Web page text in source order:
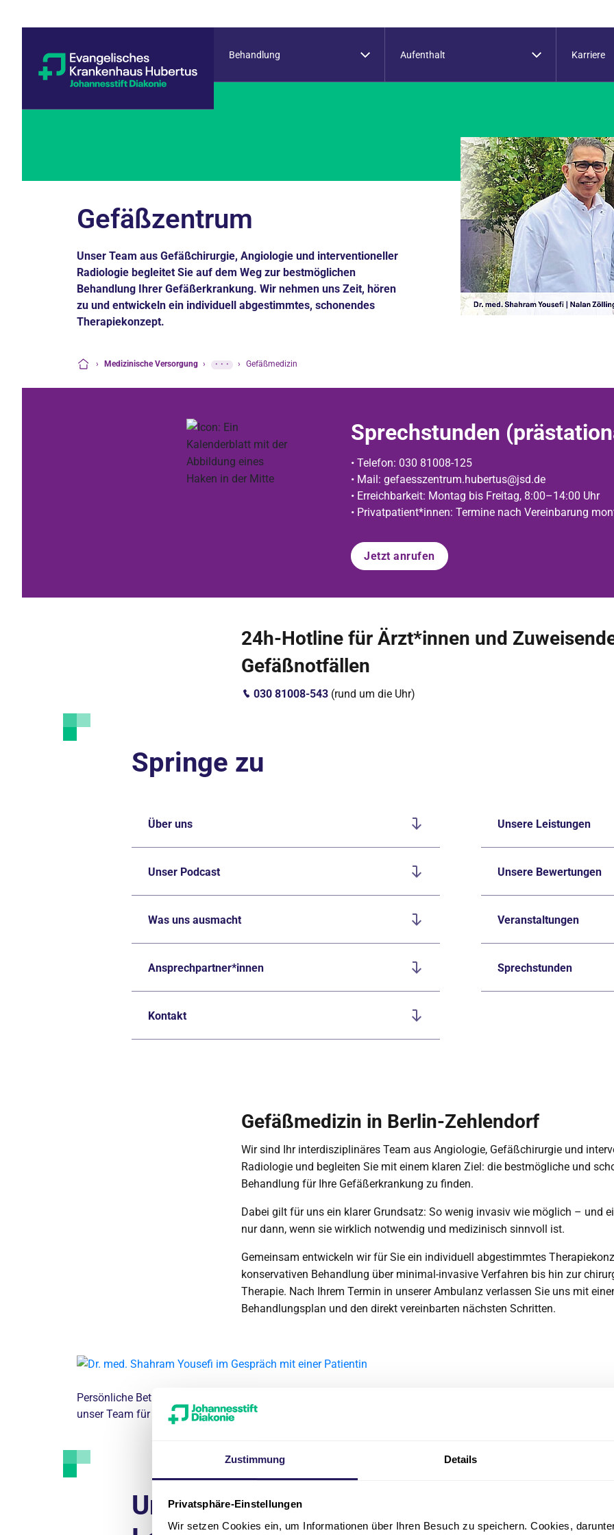
Zustimmung Details
Privatsphäre-Einstellungen
Wir setzen Cookies ein, um Informationen über Ihren Besuch zu speichern. Cookies,
Behandlung Aufenthalt Karriere
Gefäßzentrum
Unser Team aus Gefäßchirurgie, Angiologie und interventioneller
Radiologie begleitet Sie auf dem Weg zur bestmöglichen
Behandlung Ihrer Gefäßerkrankung. Wir nehmen uns Zeit, hören
zu und entwickeln ein individuell abgestimmtes, schonendes
Therapiekonzept.
› Medizinische Versorgung › ··· › Gefäßmedizin
Sprechstunden
• Telefon: 030 81008-125
• Mail: gefaesszentrum.hubertus@jsd.de
• Erreichbarkeit: Montag bis Freitag, 8:00–14:00 Uhr
• Privatpatient*innen: Termine nach Vereinbarung
Jetzt anrufen
24h-Hotline für Ärzt*innen und
Gefäßnotfällen
030 81008-543 (rund um die Uhr)
Springe zu
Über uns Unsere Leistungen
Unser Podcast Unsere Bewertungen
Was uns ausmacht Veranstaltungen
Ansprechpartner*innen Sprechstunden
Kontakt
Gefäßmedizin in Berlin-Zehlendorf
Wir sind Ihr interdisziplinäres Team aus Angiologie, Gefäßchirurgie und
Radiologie und begleiten Sie mit einem klaren Ziel: die bestmögliche und
Behandlung für Ihre Gefäßerkrankung zu finden.
Dabei gilt für uns ein klarer Grundsatz: So wenig invasiv wie möglich – und
nur dann, wenn sie wirklich notwendig und medizinisch sinnvoll ist.
Gemeinsam entwickeln wir für Sie ein individuell abgestimmtes
konservativen Behandlung über minimal-invasive Verfahren bis hin zur
Therapie. Nach Ihrem Termin in unserer Ambulanz verlassen Sie uns mit
Behandlungsplan und den direkt vereinbarten nächsten Schritten.
Persönliche Betreuung im Fokus: Während die ärztliche Beratung im Vordergrund steht, sorgt
unser Team für eine reibungslose Organisation Ihrer Behandlung.
Unsere